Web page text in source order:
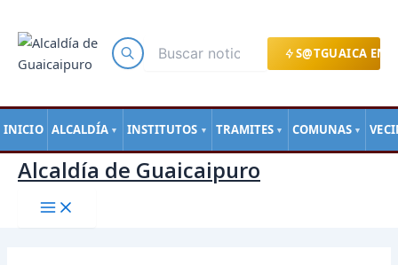
S@TGUAICA EN
INICIO ALCALDÍA ▼ INSTITUTOS ▼ TRAMITES ▼ COMUNAS ▼
contenido
Alcaldía de Guaicaipuro
de
entradas